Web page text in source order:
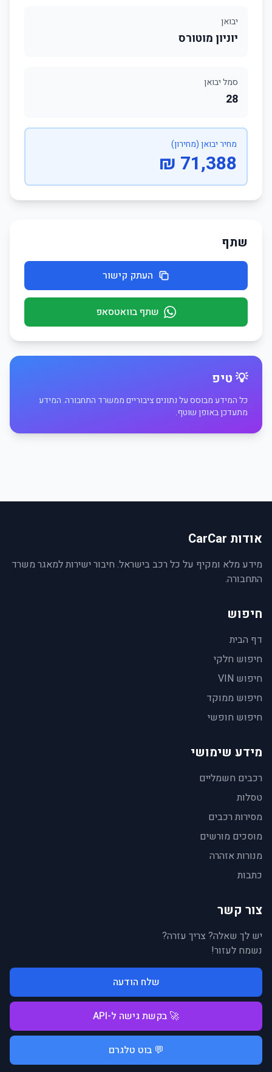
יבואן
יוניון מוטורס
סמל יבואן
28
מחיר יבואן (מחירון)
71,388 ₪
שתף
העתק קישור
שתף בוואטסאפ
💡 טיפ
כל המידע מבוסס על נתונים ציבוריים ממשרד התחבורה. המידע
מתעדכן באופן שוטף.
אודות CarCar
מידע מלא ומקיף על כל רכב בישראל. חיבור ישירות למאגר משרד
התחבורה.
חיפוש
דף הבית
חיפוש חלקי
חיפוש VIN
חיפוש ממוקד
חיפוש חופשי
מידע שימושי
רכבים חשמליים
טסלות
מסירות רכבים
מוסכים מורשים
מנורות אזהרה
כתבות
צור קשר
יש לך שאלה? צריך עזרה?
נשמח לעזור!
שלח הודעה
🚀 בקשת גישה ל-API
💬 בוט טלגרם